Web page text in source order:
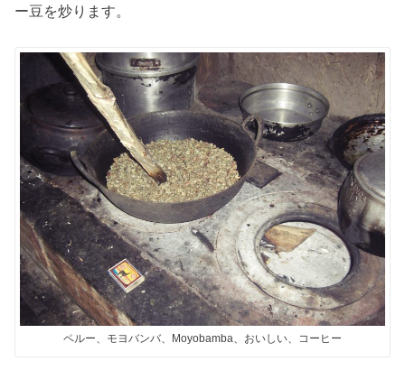
ー豆を炒ります。
ペルー、モヨバンバ、Moyobamba、おいしい、コーヒー